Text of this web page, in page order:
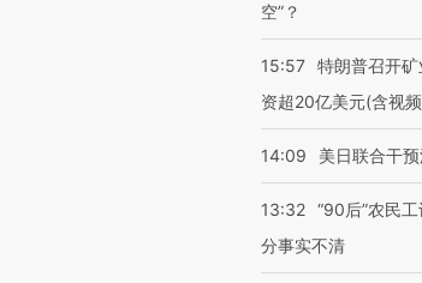
空”？
15:57 特朗普召开
资超20亿美元(含视
14:09 美日联合干
13:32 “90后”农民
分事实不清